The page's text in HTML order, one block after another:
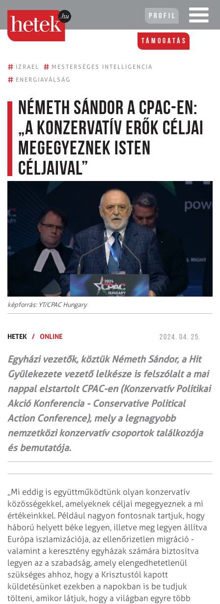
Profil
Támogatás
# IZRAEL # MESTERSÉGES INTELLIGENCIA
# ENERGIAVÁLSÁG
Németh Sándor a CPAC-en:
„A konzervatív erők céljai
megegyeznek Isten
céljaival”
képforrás: YT/CPAC Hungary
HETEK / ONLINE 2024. 04. 25.
Egyházi vezetők, köztük Németh Sándor, a Hit
Gyülekezete vezető lelkésze is felszólalt a mai
nappal elstartolt CPAC-en (Konzervatív Politikai
Akció Konferencia - Conservative Political
Action Conference), mely a legnagyobb
nemzetközi konzervatív csoportok találkozója
és bemutatója.
„Mi eddig is együttműködtünk olyan konzervatív
közösségekkel, amelyeknek céljai megegyeznek a mi
értékeinkkel. Például nagyon fontosnak tartjuk, hogy
háború helyett béke legyen, illetve meg legyen állítva
Európa iszlamizációja, az ellenőrizetlen migráció -
valamint a keresztény egyházak számára biztosítva
legyen az a szabadság, amely elengedhetetlenül
szükséges ahhoz, hogy a Krisztustól kapott
küldetésünket ezekben a napokban is be tudjuk
tölteni, amikor látjuk, hogy a világban egyre több